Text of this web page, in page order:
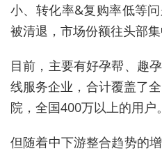
小、转化率&复购率低等
被清退，市场份额往头部集
目前，主要有好孕帮、趣
线服务企业，合计覆盖了
院，全国400万以上的用户。
但随着中下游整合趋势的